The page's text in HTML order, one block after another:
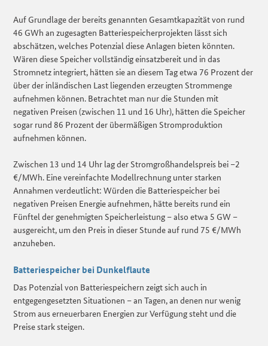
Auf Grundlage der bereits genannten Gesamtkapazität von rund
46 GWh an zugesagten Batteriespeicherprojekten lässt sich
abschätzen, welches Potenzial diese Anlagen bieten könnten.
Wären diese Speicher vollständig einsatzbereit und in das
Stromnetz integriert, hätten sie an diesem Tag etwa 76 Prozent der
über der inländischen Last liegenden erzeugten Strommenge
aufnehmen können. Betrachtet man nur die Stunden mit
negativen Preisen (zwischen 11 und 16 Uhr), hätten die Speicher
sogar rund 86 Prozent der übermäßigen Stromproduktion
aufnehmen können.
Zwischen 13 und 14 Uhr lag der Stromgroßhandelspreis bei –2
€/MWh. Eine vereinfachte Modellrechnung unter starken
Annahmen verdeutlicht: Würden die Batteriespeicher bei
negativen Preisen Energie aufnehmen, hätte bereits rund ein
Fünftel der genehmigten Speicherleistung – also etwa 5 GW –
ausgereicht, um den Preis in dieser Stunde auf rund 75 €/MWh
anzuheben.
Batteriespeicher bei Dunkelflaute
Das Potenzial von Batteriespeichern zeigt sich auch in
entgegengesetzten Situationen – an Tagen, an denen nur wenig
Strom aus erneuerbaren Energien zur Verfügung steht und die
Preise stark steigen.